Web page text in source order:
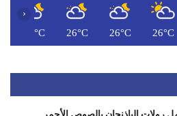
26°C
26°C
26°C
26°C
‹